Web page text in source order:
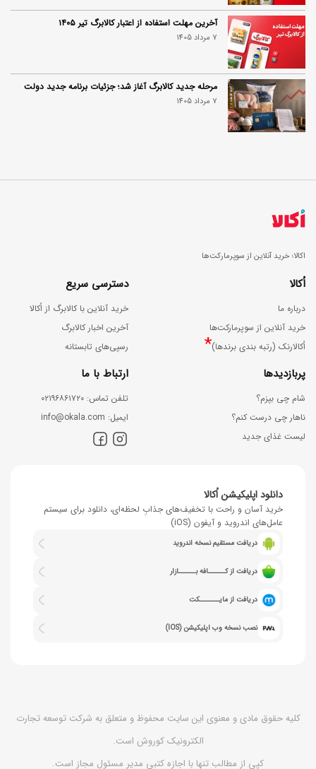
آخرین مهلت استفاده از اعتبار کالابرگ تیر ۱۴۰۵
7 مرداد 1405
مرحله جدید کالابرگ آغاز شد؛ جزئیات برنامه جدید دولت
7 مرداد 1405
اکالا؛ خرید آنلاین از سوپرمارکت‌ها
اُکالا
درباره ما
خرید آنلاین از سوپرمارکت‌ها
اُکالارنک (رتبه بندی برندها)*
دسترسی سریع
خرید آنلاین با کالابرگ از اُکالا
آخرین اخبار کالابرگ
رسپی‌های تابستانه
پربازدیدها
شام چی بپزم؟
ناهار چی درست کنم؟
لیست غذای جدید
ارتباط با ما
ﺗﻠﻔﻦ ﺗﻤﺎس: ۰۲۱۹۶۸۶۱۷۲۰
اﯾﻤﯿﻞ: info@okala.com
دانلود اپلیکیشن اُکالا
خرید آسان و راحت با تخفیف‌های جذابِ لحظه‌ای، دانلود برای سیستم
عامل‌های اندروید و آیفون (iOS)
دریافت مستقیم نسخه اندروید
دریافت از کــــــافه بــــــازار
دریافت از مایـــــــکت
نصب نسخه وب اپلیکیشن (IOS)
کلیه حقوق مادی و معنوی این سایت محفوظ و متعلق به شرکت توسعه تجارت
الکترونیک کوروش است.
کپی از مطالب تنها با اجازه کتبی مدیر مسئول مجاز است.